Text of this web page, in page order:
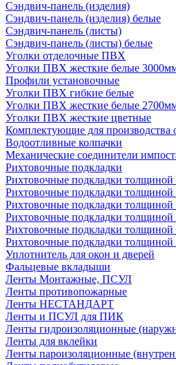
Сэндвич-панель (изделия)
Сэндвич-панель (изделия) белые
Сэндвич-панель (листы)
Сэндвич-панель (листы) белые
Уголки отделочные ПВХ
Уголки ПВХ жесткие белые
Профили установочные
Уголки ПВХ гибкие белые
Уголки ПВХ жесткие белые
Уголки ПВХ жесткие цветные
Комплектующие для производства
Водоотливные колпачки
Механические соединители
Рихтовочные подкладки
Рихтовочные подкладки
Рихтовочные подкладки
Рихтовочные подкладки
Рихтовочные подкладки
Рихтовочные подкладки
Рихтовочные подкладки
Уплотнитель для окон и дверей
Фальцевые вкладыши
Ленты Монтажные, ПСУЛ
Ленты противопожарные
Ленты НЕСТАНДАРТ
Ленты и ПСУЛ для ПИК
Ленты гидроизоляционные
Ленты для вклейки
Ленты пароизоляционные